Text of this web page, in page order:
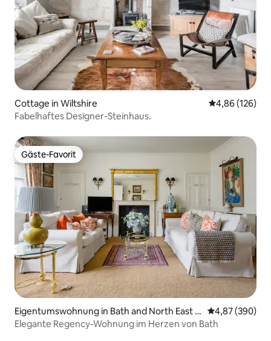
Cottage in Wiltshire
4,86 (126)
Fabelhaftes Designer-Steinhaus.
Gäste-Favorit
Gäste-Favorit
Eigentumswohnung in Bath and North East S
omerset
4,87 (390)
Elegante Regency-Wohnung im Herzen von Bath